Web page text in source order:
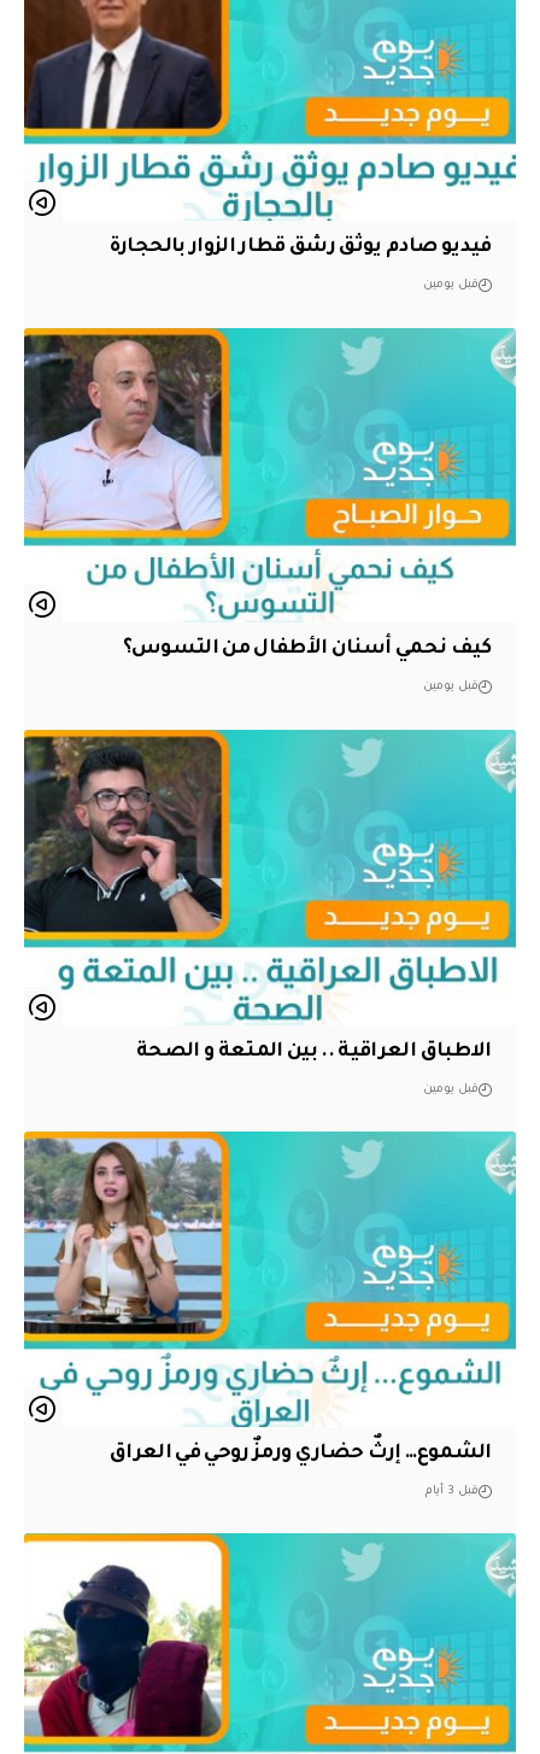
فيديو صادم يوثق رشق قطار الزوار بالحجارة
قبل يومين
كيف نحمي أسنان الأطفال من التسوس؟
قبل يومين
الاطباق العراقية .. بين المتعة و الصحة
قبل يومين
الشموع… إرثٌ حضاري ورمزٌ روحي في العراق
قبل 3 أيام